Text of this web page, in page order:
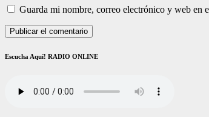
Guarda mi nombre, correo electrónico y web en
Escucha Aquí! RADIO ONLINE